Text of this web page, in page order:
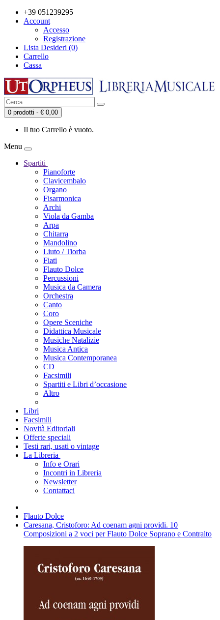
+39 051239295
Account
Accesso
Registrazione
Lista Desideri (0)
Carrello
Cassa
0 prodotti - € 0,00
Il tuo Carrello è vuoto.
Menu
Spartiti
Pianoforte
Clavicembalo
Organo
Fisarmonica
Archi
Viola da Gamba
Arpa
Chitarra
Mandolino
Liuto / Tiorba
Fiati
Flauto Dolce
Percussioni
Musica da Camera
Orchestra
Canto
Coro
Opere Sceniche
Didattica Musicale
Musiche Natalizie
Musica Antica
Musica Contemporanea
CD
Facsimili
Spartiti e Libri d’occasione
Altro
Libri
Facsimili
Novità Editoriali
Offerte speciali
Testi rari, usati o vintage
La Libreria
Info e Orari
Incontri in Libreria
Newsletter
Contattaci
Flauto Dolce
Caresana, Cristoforo: Ad coenam agni providi. 10
Composizioni a 2 voci per Flauto Dolce Soprano e Contralto